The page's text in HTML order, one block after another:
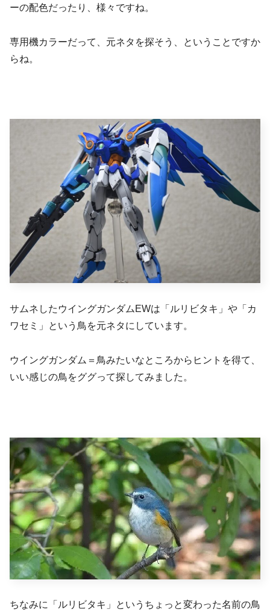
ーの配色だったり、様々ですね。
専用機カラーだって、元ネタを探そう、ということですか
らね。
サムネしたウイングガンダムEWは「ルリビタキ」や「カ
ワセミ」という鳥を元ネタにしています。
ウイングガンダム＝鳥みたいなところからヒントを得て、
いい感じの鳥をググって探してみました。
ちなみに「ルリビタキ」というちょっと変わった名前の鳥